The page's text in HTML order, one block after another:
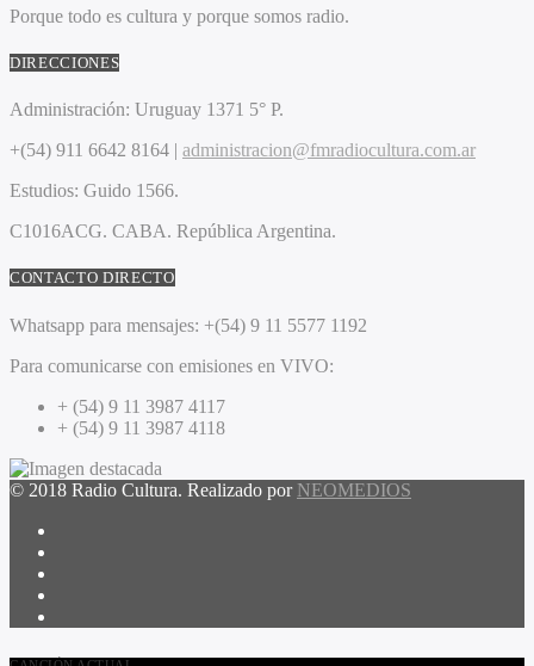
Porque todo es cultura y porque somos radio.
DIRECCIONES
Administración: Uruguay 1371 5° P.
+(54) 911 6642 8164 | administracion@fmradiocultura.com.ar
Estudios: Guido 1566.
C1016ACG. CABA. República Argentina.
CONTACTO DIRECTO
Whatsapp para mensajes: +(54) 9 11 5577 1192
Para comunicarse con emisiones en VIVO:
+ (54) 9 11 3987 4117
+ (54) 9 11 3987 4118
© 2018 Radio Cultura. Realizado por NEOMEDIOS